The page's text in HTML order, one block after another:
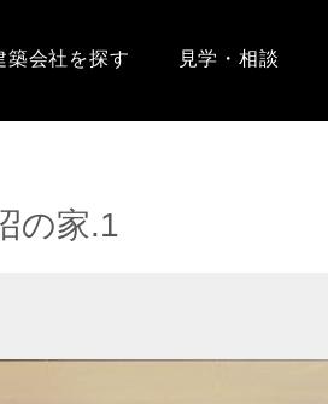
築会社を探す 見学・相談
の家.1